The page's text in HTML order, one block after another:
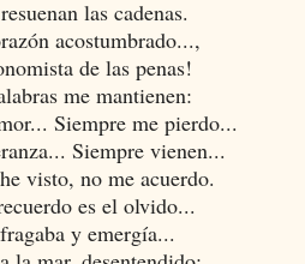
las cadenas.
acostumbrado...,
de las penas!
me mantienen:
Siempre me pierdo...
Siempre vienen...
visto, no me acuerdo.
es el olvido...
y emergía...